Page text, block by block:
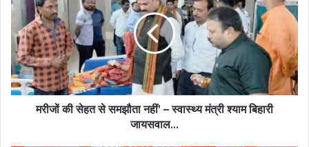
सेहत
समझौता
नहीं’
–
स्वास्थ्य
मंत्री
मरीजों की सेहत से समझौता नहीं’ – स्वास्थ्य मंत्री श्याम बिहारी
जायसवाल…